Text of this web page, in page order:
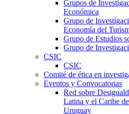
Grupos de
Económica
Grupo de
Economía del
Grupo de Estudios
Grupo de
CSIC
CSIC
Comité de ética en
Eventos y Convocatorias
Red sobre
Latina y el Caribe
Uruguay